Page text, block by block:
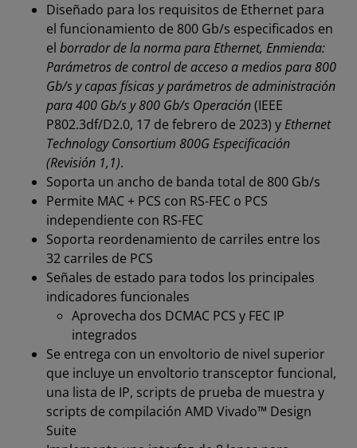
Diseñado para los requisitos de Ethernet para
el funcionamiento de 800 Gb/s especificados en
el borrador de la norma para Ethernet, Enmienda:
Parámetros de control de acceso a medios para 800
Gb/s y capas físicas y parámetros de administración
para 400 Gb/s y 800 Gb/s Operación(IEEE
P802.3df/D2.0, 17 de febrero de 2023) yEthernet
Technology Consortium 800G Especificación
(Revisión 1,1).
Soporta un ancho de banda total de 800 Gb/s
Permite MAC + PCS con RS-FEC o PCS
independiente con RS-FEC
Soporta reordenamiento de carriles entre los
32 carriles de PCS
Señales de estado para todos los principales
indicadores funcionales
Aprovecha dos DCMAC PCS y FEC IP
integrados
Se entrega con un envoltorio de nivel superior
que incluye un envoltorio transceptor funcional,
una lista de IP, scripts de prueba de muestra y
scripts de compilación AMD Vivado™ Design
Suite